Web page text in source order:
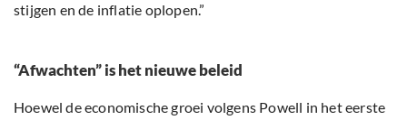
stijgen en de inflatie oplopen.”
“Afwachten” is het nieuwe beleid
Hoewel de economische groei volgens Powell in het eerste